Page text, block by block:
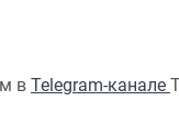
в Telegram-канале